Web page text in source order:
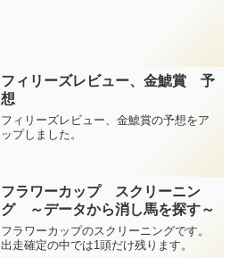
フィリーズレビュー、金鯱賞 予
想
フィリーズレビュー、金鯱賞の予想をア
ップしました。
フラワーカップ スクリーニン
グ ～データから消し馬を探す～
フラワーカップのスクリーニングです。
出走確定の中では1頭だけ残ります。